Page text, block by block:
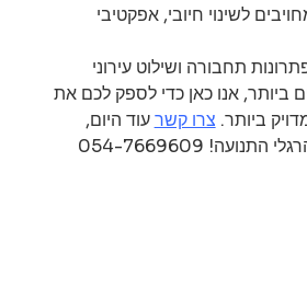
לשינוי חיובי, אפקטיבי
תחבורה ושילוט עירוני
ביותר, אנו כאן כדי לספק לכם את
ביותר. צרו קשר עוד היום,
054-7669609